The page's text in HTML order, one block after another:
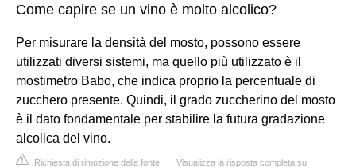
Come capire se un vino è molto alcolico?
Per misurare la densità del mosto, possono essere
utilizzati diversi sistemi, ma quello più utilizzato è il
mostimetro Babo, che indica proprio la percentuale di
zucchero presente. Quindi, il grado zuccherino del mosto
è il dato fondamentale per stabilire la futura gradazione
alcolica del vino.
Richiesta di rimozione della fonte | Visualizza la risposta completa su